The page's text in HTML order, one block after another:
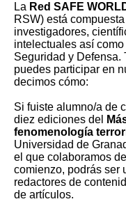
La Red SAFE
RSW) está
investigadores,
intelectuales así
Seguridad y Defensa.
puedes participar en
decimos cómo:
Si fuiste alumno/a de
diez ediciones del
fenomenología
Universidad de
el que colaboramos
comienzo, podrás ser
redactores de
de artículos.